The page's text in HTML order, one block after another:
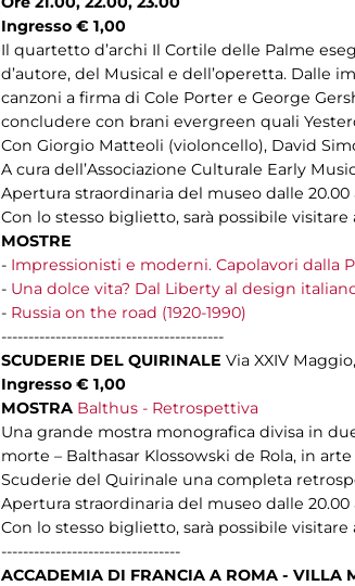
Ingresso € 1,00
Il quartetto d’archi Il Cortile delle Palme
d’autore, del Musical e dell’operetta. Dalle
canzoni a firma di Cole Porter e George
concludere con brani evergreen quali
Con Giorgio Matteoli (violoncello), David
A cura dell’Associazione Culturale Early
Apertura straordinaria del museo dalle 20.00
Con lo stesso biglietto, sarà possibile
MOSTRE
- Impressionisti e moderni. Capolavori dalla
- Una dolce vita? Dal Liberty al design
- Russia on the road (1920-1990)
-----------------------------------------
SCUDERIE DEL QUIRINALE Via XXIV
Ingresso € 1,00
MOSTRA Balthus - Retrospettiva
Una grande mostra monografica divisa in
morte – Balthasar Klossowski de Rola, in
Scuderie del Quirinale una completa
Apertura straordinaria del museo dalle 20.00
Con lo stesso biglietto, sarà possibile
---------------------------------
ACCADEMIA DI FRANCIA A ROMA - VILLA